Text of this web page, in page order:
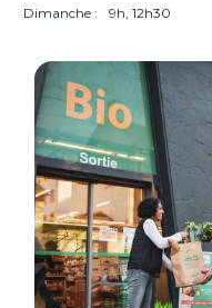
Dimanche :
9h, 12h30